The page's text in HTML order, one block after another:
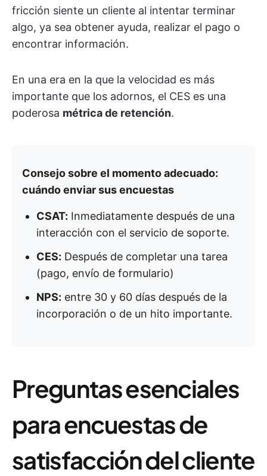
fricción siente un cliente al intentar terminar
algo, ya sea obtener ayuda, realizar el pago o
encontrar información.
En una era en la que la velocidad es más
importante que los adornos, el CES es una
poderosa métrica de retención.
Consejo sobre el momento adecuado:
cuándo enviar sus encuestas
CSAT: Inmediatamente después de una
interacción con el servicio de soporte.
CES: Después de completar una tarea
(pago, envío de formulario)
NPS: entre 30 y 60 días después de la
incorporación o de un hito importante.
Preguntas esenciales
para encuestas de
satisfacción del cliente